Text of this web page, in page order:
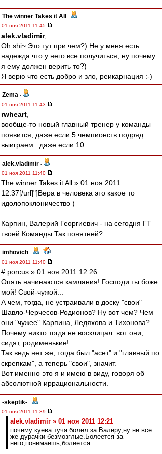
The winner Takes it All
-
01 ноя 2011 11:45
alek.vladimir,
Oh shi~ Это тут при чем?) Не у меня есть
надежда что у него все получиться, ну почему
я ему должен верить то?)
Я верю что есть добро и зло, реикарнация :-)
Zema -
01 ноя 2011 11:43
rwheart
вообще-то новый главный тренер у команды
появится, даже если 5 чемпионств подряд
выиграем.. даже если 10.
alek.vladimir -
01 ноя 2011 11:40
The winner Takes it All » 01 ноя 2011
12:37[/url]"]Вера в человека это какое то
идолопоклоничество )
Карпин, Валерий Георгиевич - на сегодня ГТ
твоей Команды.Так понятней?
imhovich -
01 ноя 2011 11:40
# porcus » 01 ноя 2011 12:26
Опять начинаются камлания! Господи ты боже
мой! Свой-чужой...
А чем, тогда, не устраивали в доску "свои"
Шавло-Черчесов-Родионов? Ну вот чем? Чем
они "чужее" Карпина, Ледяхова и Тихонова?
Почему никто тогда не восклицал: вот они,
сидят, родименькие!
Так ведь нет же, тогда был "асет" и "главный по
скрепкам", а теперь "свои", значит.
Вот именно это я и имею в виду, говоря об
абсолютной иррациональности.
-skeptik- -
01 ноя 2011 11:39
alek.vladimir » 01 ноя 2011 12:21
почему куева туча болел за Валеру,ну не все
же дурачки безмозглые.Болеется за
него,понимаешь,болеется...